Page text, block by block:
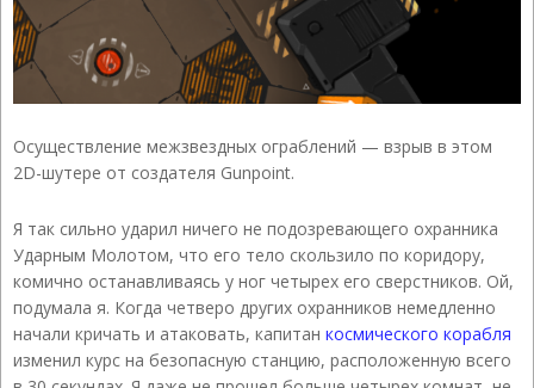
Осуществление межзвездных ограблений — взрыв в этом
2D-шутере от создателя Gunpoint.
Я так сильно ударил ничего не подозревающего охранника
Ударным Молотом, что его тело скользило по коридору,
комично останавливаясь у ног четырех его сверстников. Ой,
подумала я. Когда четверо других охранников немедленно
начали кричать и атаковать, капитан космического корабля
изменил курс на безопасную станцию, расположенную всего